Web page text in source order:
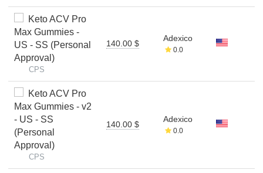
Keto ACV Pro
Max Gummies -
US - SS (Personal
Approval)
CPS
140.00 $
Adexico
0.0
Keto ACV Pro
Max Gummies - v2
- US - SS
(Personal
Approval)
CPS
140.00 $
Adexico
0.0